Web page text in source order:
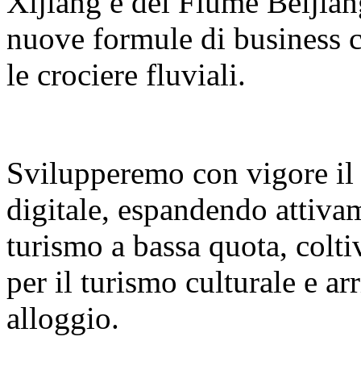
nuove formule di business
le crociere fluviali.
Svilupperemo con vigore
digitale, espandendo
turismo a bassa quota,
per il turismo culturale e
alloggio.